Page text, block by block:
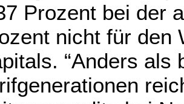
Prozent bei der
nicht für den
“Anders als